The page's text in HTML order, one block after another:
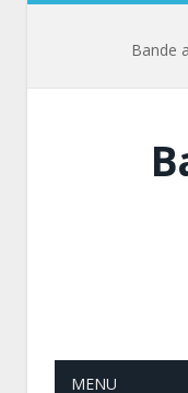
Bande
MENU